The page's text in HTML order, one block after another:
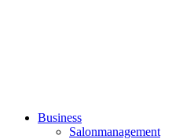
Business
Salonmanagement